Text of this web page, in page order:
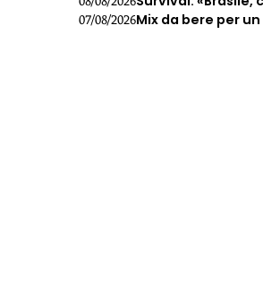
07/08/2026Mix da bere per